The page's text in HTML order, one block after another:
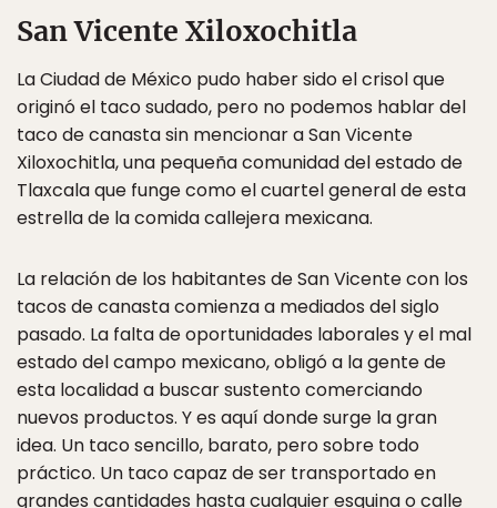
San Vicente Xiloxochitla
La Ciudad de México pudo haber sido el crisol que
originó el taco sudado, pero no podemos hablar del
taco de canasta sin mencionar a San Vicente
Xiloxochitla, una pequeña comunidad del estado de
Tlaxcala que funge como el cuartel general de esta
estrella de la comida callejera mexicana.
La relación de los habitantes de San Vicente con los
tacos de canasta comienza a mediados del siglo
pasado. La falta de oportunidades laborales y el mal
estado del campo mexicano, obligó a la gente de
esta localidad a buscar sustento comerciando
nuevos productos. Y es aquí donde surge la gran
idea. Un taco sencillo, barato, pero sobre todo
práctico. Un taco capaz de ser transportado en
grandes cantidades hasta cualquier esquina o calle